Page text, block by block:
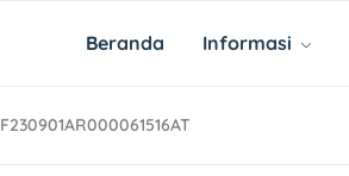
Beranda Informasi
F230901AR000061516AT